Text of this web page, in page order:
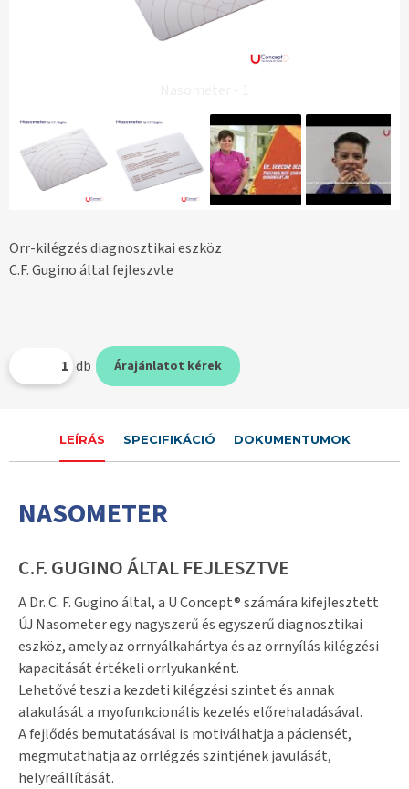
Orr-kilégzés diagnosztikai eszköz
C.F. Gugino által fejleszvte
db Árajánlatot kérek
LEÍRÁS SPECIFIKÁCIÓ DOKUMENTUMOK
NASOMETER
C.F. GUGINO ÁLTAL FEJLESZTVE
A Dr. C. F. Gugino által, a U Concept® számára kifejlesztett
ÚJ Nasometer egy nagyszerű és egyszerű diagnosztikai
eszköz, amely az orrnyálkahártya és az orrnyílás kilégzési
kapacitását értékeli orrlyukanként.
Lehetővé teszi a kezdeti kilégzési szintet és annak
alakulását a myofunkcionális kezelés előrehaladásával.
A fejlődés bemutatásával is motiválhatja a páciensét,
megmutathatja az orrlégzés szintjének javulását,
helyreállítását.